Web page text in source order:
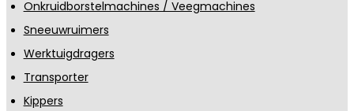
Onkruidborstelmachines / Veegmachines
Sneeuwruimers
Werktuigdragers
Transporter
Kippers